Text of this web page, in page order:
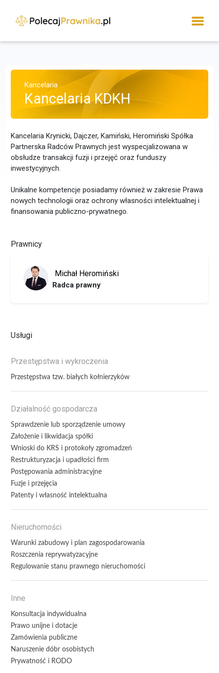
Kancelaria
Kancelaria KDKH
Kancelaria Krynicki, Dajczer, Kamiński, Heromiński Spółka
Partnerska Radców Prawnych jest wyspecjalizowana w
obsłudze transakcji fuzji i przejęć oraz funduszy
inwestycyjnych.
Unikalne kompetencje posiadamy również w zakresie Prawa
nowych technologii oraz ochrony własności intelektualnej i
finansowania publiczno-prywatnego.
Prawnicy
Michał Heromiński
Radca prawny
Usługi
Przestępstwa i wykroczenia
Przestępstwa tzw. białych kołnierzyków
Działalność gospodarcza
Sprawdzenie lub sporządzenie umowy
Założenie i likwidacja spółki
Wnioski do KRS i protokoły zgromadzeń
Restrukturyzacja i upadłości firm
Postępowania administracyjne
Fuzje i przejęcia
Patenty i własność intelektualna
Nieruchomości
Warunki zabudowy i plan zagospodarowania
Roszczenia reprywatyzacyjne
Regulowanie stanu prawnego nieruchomości
Inne
Konsultacja indywidualna
Prawo unijne i dotacje
Zamówienia publiczne
Naruszenie dóbr osobistych
Prywatność i RODO